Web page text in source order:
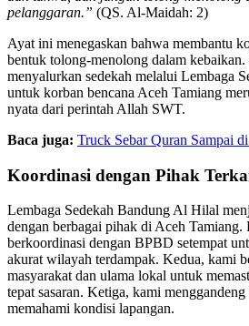
pelanggaran.” (QS. Al-Maidah: 2)
Ayat ini menegaskan bahwa membantu
bentuk tolong-menolong dalam
menyalurkan sedekah melalui Lembaga
untuk korban bencana Aceh Tamiang
nyata dari perintah Allah SWT.
Baca juga: Truck Sebar Quran Sampai
Koordinasi dengan Pihak
Lembaga Sedekah Bandung Al Hilal
dengan berbagai pihak di Aceh Tamiang.
berkoordinasi dengan BPBD setempat
akurat wilayah terdampak. Kedua, kami
masyarakat dan ulama lokal untuk
tepat sasaran. Ketiga, kami
memahami kondisi lapangan.